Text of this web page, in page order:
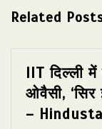
Related
IIT दिल्ली
ओवैसी, ‘सिर
–